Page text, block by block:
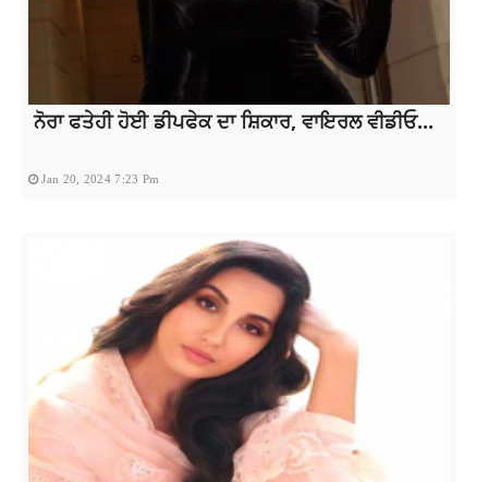
ਨੋਰਾ ਫਤੇਹੀ ਹੋਈ ਡੀਪਫੇਕ ਦਾ ਸ਼ਿਕਾਰ, ਵਾਇਰਲ ਵੀਡੀਓ...
Jan 20, 2024 7:23 Pm